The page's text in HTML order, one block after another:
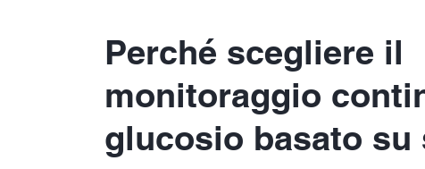
Perché scegliere il
monitoraggio
glucosio basato su